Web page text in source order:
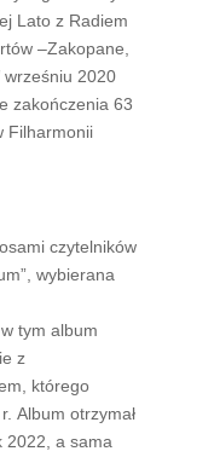
Lato z Radiem
–Zakopane,
wrześniu 2020
zakończenia 63
Filharmonii
czytelników
wybierana
tym album
z
którego
Album otrzymał
2022, a sama